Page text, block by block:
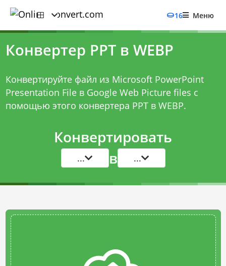
16 Меню
Конвертер PPT в WEBP
Конвертируйте файл из Microsoft PowerPoint
Presentation File в Google Web Picture files с
помощью этого конвертера PPT в WEBP.
Конвертировать
... в ...